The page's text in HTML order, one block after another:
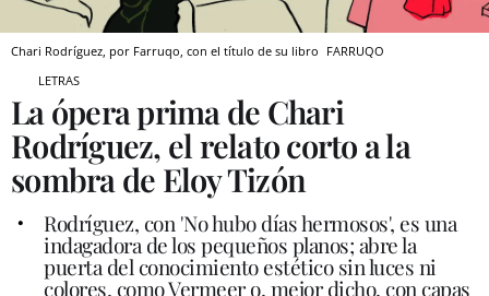
Chari Rodríguez, por Farruqo, con el título de su libro FARRUQO
LETRAS
La ópera prima de Chari
Rodríguez, el relato corto a la
sombra de Eloy Tizón
Rodríguez, con 'No hubo días hermosos', es una
indagadora de los pequeños planos; abre la
puerta del conocimiento estético sin luces ni
colores, como Vermeer o, mejor dicho, con capas